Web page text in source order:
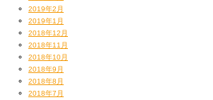
2019年2月
2019年1月
2018年12月
2018年11月
2018年10月
2018年9月
2018年8月
2018年7月